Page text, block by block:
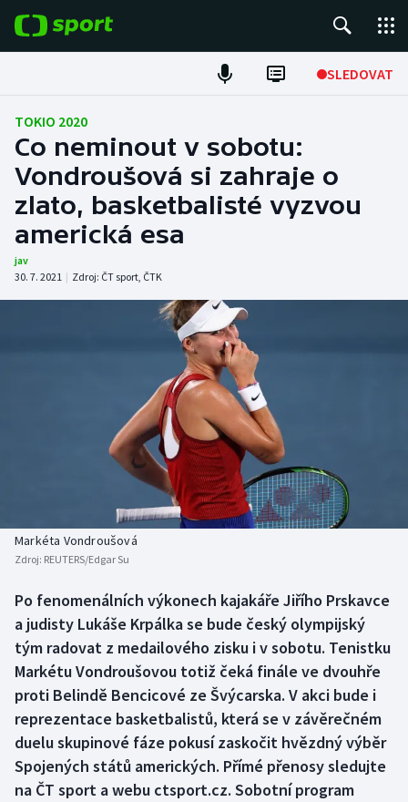
SLEDOVAT
Fotbal
Hokej
Tenis
Atletika
Baseball a softbal
Boby a skeleton
Box
Curling
Florbal
Futsal
Historické návraty
Aplikace ČT sport
AZ kvíz
TOKIO 2020
Co neminout v sobotu:
Vondroušová si zahraje o
zlato, basketbalisté vyzvou
americká esa
jav
30. 7. 2021 | Zdroj: ČT sport, ČTK
Markéta Vondroušová
Zdroj: REUTERS/Edgar Su
Po fenomenálních výkonech kajakáře Jiřího Prskavce
a judisty Lukáše Krpálka se bude český olympijský
tým radovat z medailového zisku i v sobotu. Tenistku
Markétu Vondroušovou totiž čeká finále ve dvouhře
proti Belindě Bencicové ze Švýcarska. V akci bude i
reprezentace basketbalistů, která se v závěrečném
duelu skupinové fáze pokusí zaskočit hvězdný výběr
Spojených států amerických. Přímé přenosy sledujte
na ČT sport a webu ctsport.cz. Sobotní program